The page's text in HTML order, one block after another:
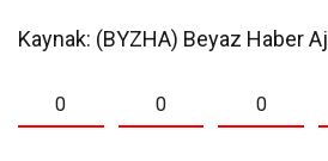
Kaynak: (BYZHA) Beyaz Haber
0 0 0